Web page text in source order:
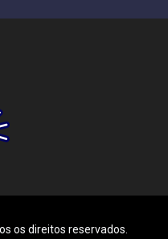
os direitos reservados.